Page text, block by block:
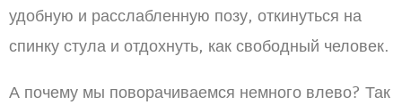
удобную и расслабленную позу, откинуться на
спинку стула и отдохнуть, как свободный человек.
А почему мы поворачиваемся немного влево? Так